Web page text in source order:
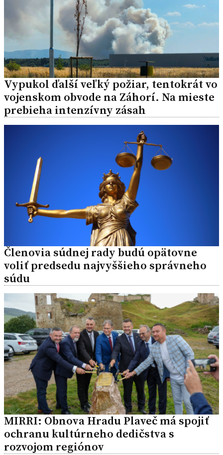
Vypukol ďalší veľký požiar, tentokrát vo
vojenskom obvode na Záhorí. Na mieste
prebieha intenzívny zásah
Členovia súdnej rady budú opätovne
voliť predsedu najvyššieho správneho
súdu
MIRRI: Obnova Hradu Plaveč má spojiť
ochranu kultúrneho dedičstva s
rozvojom regiónov